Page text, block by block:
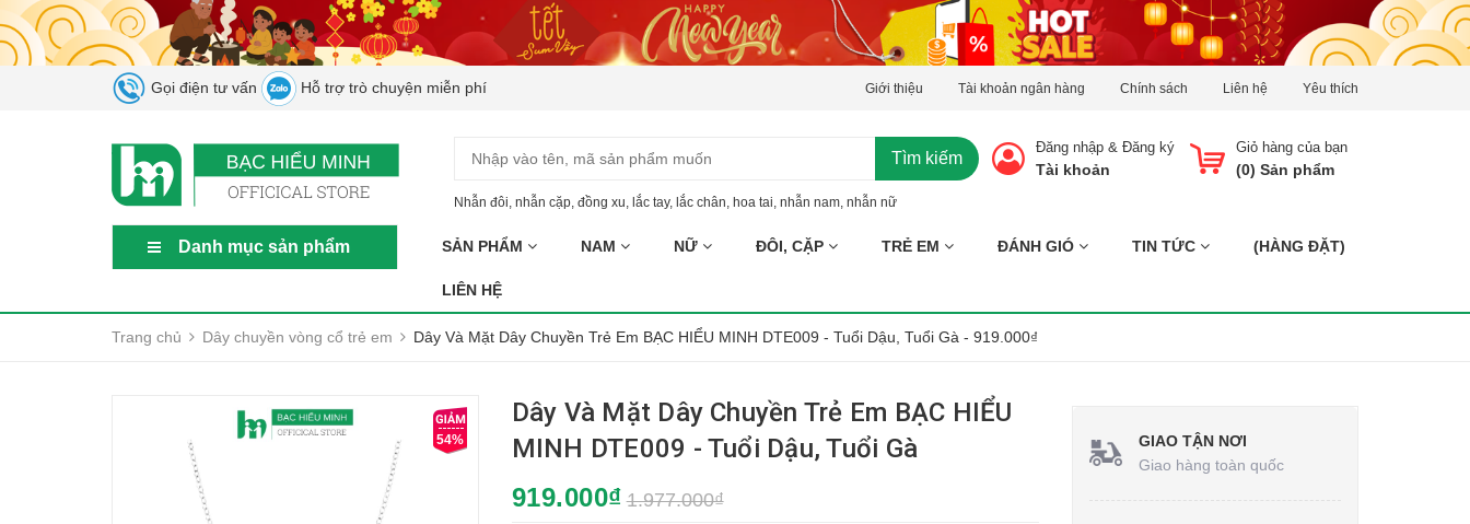
Gọi điện tư vấn Hỗ trợ trò chuyện miễn phí Giới thiệu Tài khoản ngân hàng Chính sách Liên hệ Yêu thích
Tìm kiếm
Nhẫn đôi nhẫn cặp đồng xu lắc tay, lắc chân hoa tai nhẫn nam nhẫn nữ
Giỏ hàng của bạn
(0) Sản phẩm
Đăng nhập & Đăng ký
Tài khoản
Danh mục sản phẩm SẢN PHẨM NAM NỮ ĐÔI, CẶP TRẺ EM ĐÁNH GIÓ TIN TỨC (HÀNG ĐẶT)
LIÊN HỆ
Trang chủ Dây chuyền vòng cổ trẻ em Dây Và Mặt Dây Chuyền Trẻ Em BẠC HIỂU MINH DTE009 - Tuổi Dậu, Tuổi Gà - 919.000₫
54%
Dây Và Mặt Dây Chuyền Trẻ Em BẠC HIỂU
MINH DTE009 - Tuổi Dậu, Tuổi Gà
919.000₫ 1.977.000₫
GIAO TẬN NƠI
Giao hàng toàn quốc